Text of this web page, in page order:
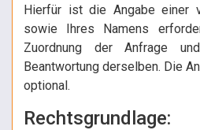
Hierfür ist die Angabe einer
sowie Ihres Namens
Zuordnung der Anfrage
Beantwortung derselben. Die
optional.
Rechtsgrundlage: